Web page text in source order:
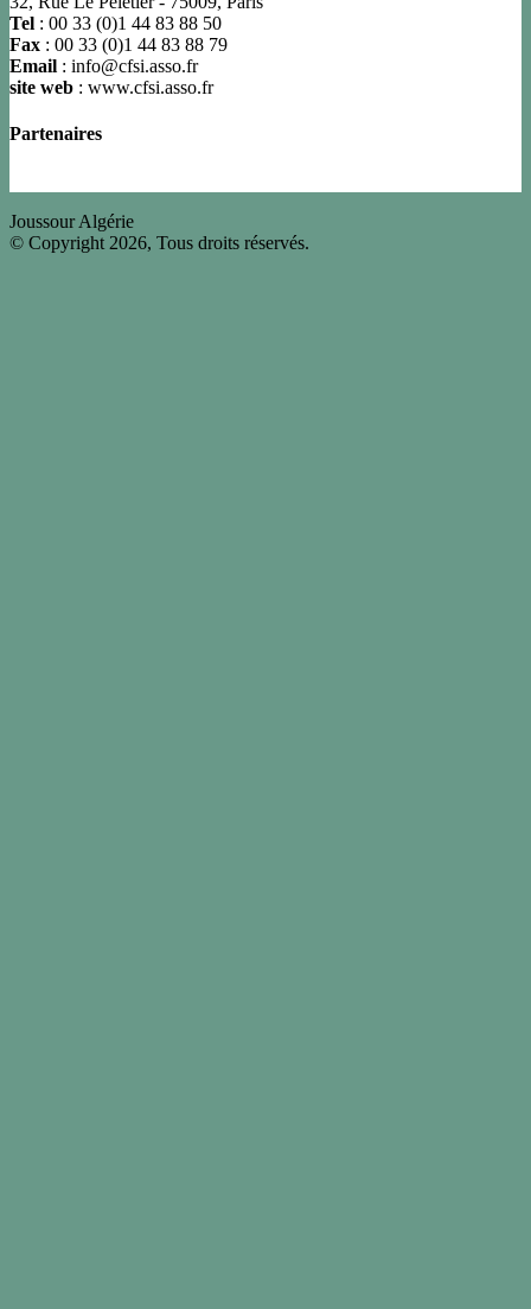
Tel : 00 33 (0)1 44 83 88 50
Fax : 00 33 (0)1 44 83 88 79
Email : info@cfsi.asso.fr
site web : www.cfsi.asso.fr
Partenaires
Joussour Algérie
© Copyright 2026, Tous droits réservés.